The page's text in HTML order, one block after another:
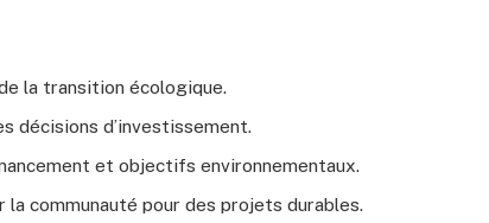
la transition écologique.
décisions d’investissement.
et objectifs environnementaux.
la communauté pour des projets durables.